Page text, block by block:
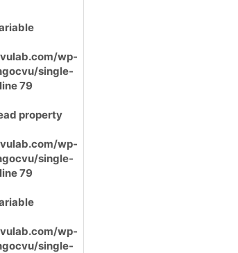
wp-
single-
79
property
wp-
single-
79
wp-
single-